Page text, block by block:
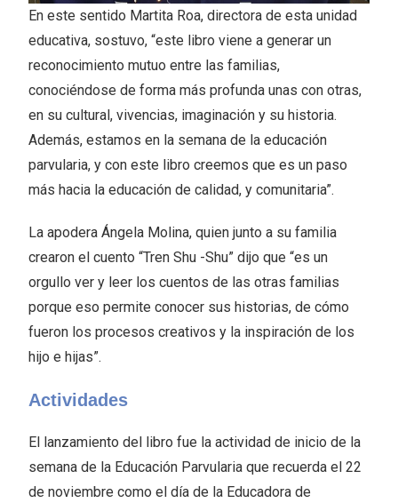
En este sentido Martita Roa, directora de esta unidad
educativa, sostuvo, “este libro viene a generar un
reconocimiento mutuo entre las familias,
conociéndose de forma más profunda unas con otras,
en su cultural, vivencias, imaginación y su historia.
Además, estamos en la semana de la educación
parvularia, y con este libro creemos que es un paso
más hacia la educación de calidad, y comunitaria”.
La apodera Ángela Molina, quien junto a su familia
crearon el cuento “Tren Shu -Shu” dijo que “es un
orgullo ver y leer los cuentos de las otras familias
porque eso permite conocer sus historias, de cómo
fueron los procesos creativos y la inspiración de los
hijo e hijas”.
Actividades
El lanzamiento del libro fue la actividad de inicio de la
semana de la Educación Parvularia que recuerda el 22
de noviembre como el día de la Educadora de